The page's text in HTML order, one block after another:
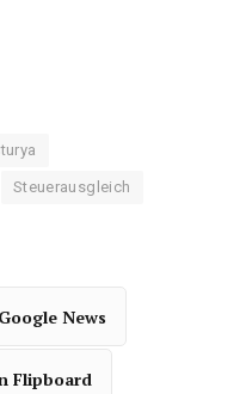
Steuerausgleich
News
Flipboard